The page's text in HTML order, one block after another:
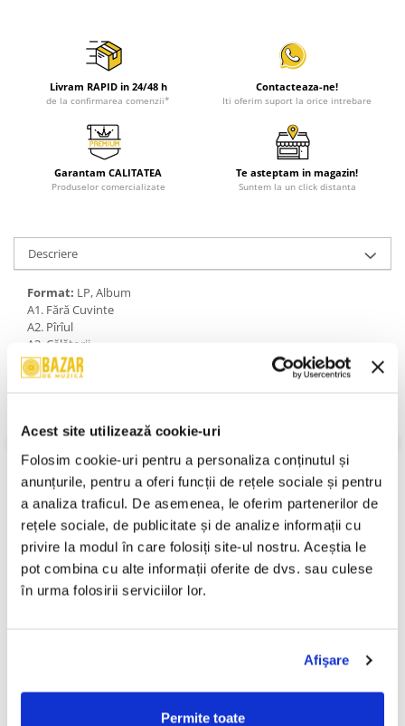
Acest site utilizează cookie-uri
Folosim cookie-uri pentru a personaliza conținutul și
anunțurile, pentru a oferi funcții de rețele sociale și pentru
a analiza traficul. De asemenea, le oferim partenerilor de
rețele sociale, de publicitate și de analize informații cu
privire la modul în care folosiți site-ul nostru. Aceștia le
pot combina cu alte informații oferite de dvs. sau culese
în urma folosirii serviciilor lor.
Afişare
Permite toate
Livram RAPID in 24/48 h
de la confirmarea comenzii*
Contacteaza-ne!
Iti oferim suport la orice intrebare
Garantam CALITATEA
Produselor comercializate
Te asteptam in magazin!
Suntem la un click distanta
Descriere
Format: LP, Album
A1. Fără Cuvinte
A2. Pîrîul
A3. Călătorii
A4. Cînd Mă Uit În Ochii Tăi
B5. Nu-mi Da Tot Într-o Zi
An Lansare:1990
Informatii conformitate produs
Review-uri(0)
PRODUSE ALTERNATIVE
(Disc Vinil)
Alexandru Andrieș - Pofta